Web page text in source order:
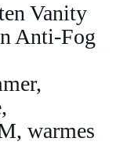
Vanity
Anti-Fog
warmes